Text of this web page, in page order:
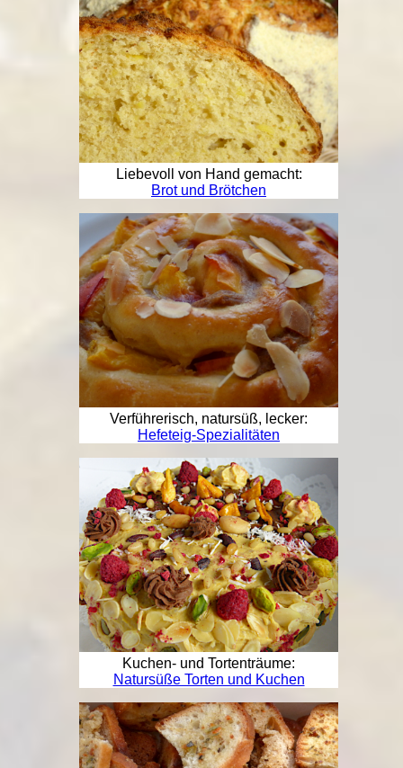
Liebevoll von Hand gemacht:
Brot und Brötchen
Verführerisch, natursüß, lecker:
Hefeteig-Spezialitäten
Kuchen- und Tortenträume:
Natursüße Torten und Kuchen